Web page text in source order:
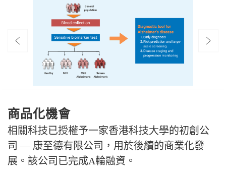
商品化機會
相關科技已授權予一家香港科技大學的初創公
司 — 康至德有限公司，用於後續的商業化發
展。該公司已完成A輪融資。